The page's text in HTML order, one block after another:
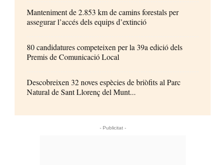
Manteniment de 2.853 km de camins forestals per
assegurar l’accés dels equips d’extinció
80 candidatures competeixen per la 39a edició dels
Premis de Comunicació Local
Descobreixen 32 noves espècies de briòfits al Parc
Natural de Sant Llorenç del Munt...
- Publicitat -